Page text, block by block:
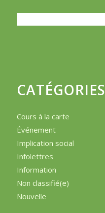
CATÉGORIES
Cours à la carte
Événement
Implication social
Infolettres
Information
Non classifié(e)
Nouvelle